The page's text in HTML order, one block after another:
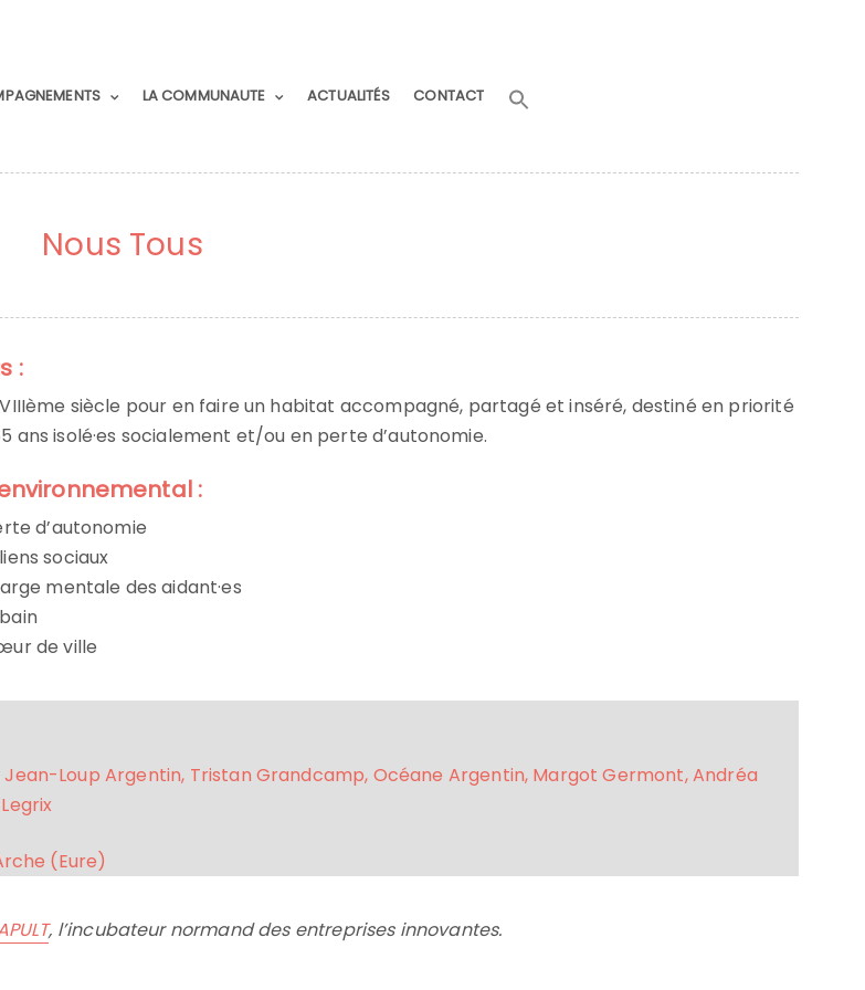
LA COMMUNAUTE ACTUALITÉS CONTACT
Nous Tous
:
siècle pour en faire un habitat accompagné, partagé et inséré, destiné en priorité
ans isolé·es socialement et/ou en perte d’autonomie.
:
d’autonomie
sociaux
mentale des aidant·es
de ville
Jean-Loup Argentin, Tristan Grandcamp, Océane Argentin, Margot Germont, Andréa
(Eure)
, l’incubateur normand des entreprises innovantes.